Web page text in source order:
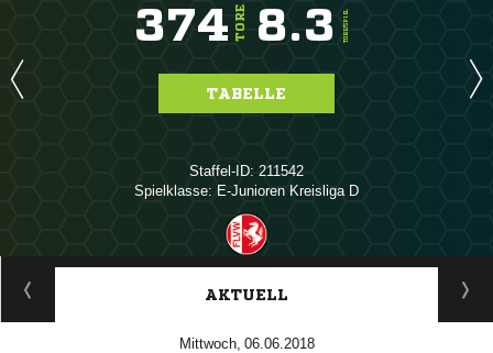
374 TORE 8.3 TORE/SPIEL
TABELLE
Staffel-ID: 211542
Spielklasse: E-Junioren Kreisliga D
ANZEIGE
AKTUELL
 